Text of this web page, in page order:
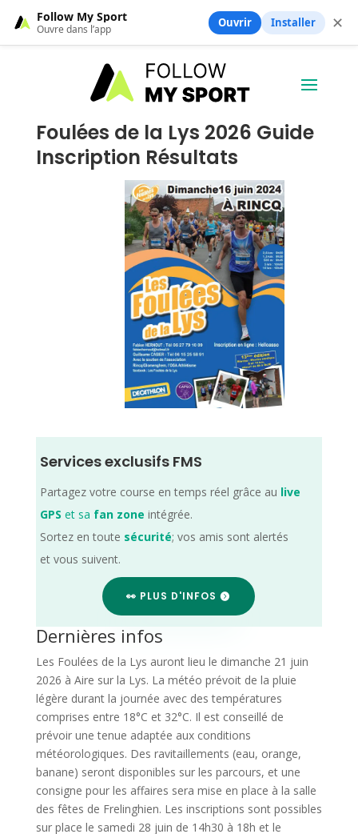
Foulées de la Lys 2026 Guide
Inscription Résultats
Services exclusifs FMS
Partagez votre course en temps réel grâce au live
GPS et sa fan zone intégrée.
Sortez en toute sécurité; vos amis sont alertés
et vous suivent.
👀 PLUS D'INFOS
Dernières infos
Les Foulées de la Lys auront lieu le dimanche 21 juin
2026 à Aire sur la Lys. La météo prévoit de la pluie
légère durant la journée avec des températures
comprises entre 18°C et 32°C. Il est conseillé de
prévoir une tenue adaptée aux conditions
météorologiques. Des ravitaillements (eau, orange,
banane) seront disponibles sur les parcours, et une
consigne pour les affaires sera mise en place à la salle
des fêtes de Frelinghien. Les inscriptions sont possibles
sur place le samedi 28 juin de 14h30 à 18h et le
Follow My Sport
Ouvre dans l’app Ouvrir Installer ✕